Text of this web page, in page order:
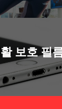
보호 필